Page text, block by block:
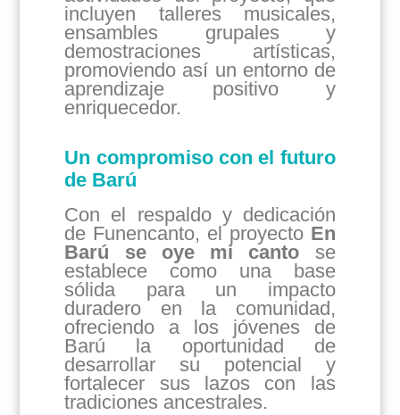
incluyen talleres musicales,
ensambles grupales y
demostraciones artísticas,
promoviendo así un entorno de
aprendizaje positivo y
enriquecedor.
Un compromiso con el futuro
de Barú
Con el respaldo y dedicación
de Funencanto, el proyecto En
Barú se oye mi canto se
establece como una base
sólida para un impacto
duradero en la comunidad,
ofreciendo a los jóvenes de
Barú la oportunidad de
desarrollar su potencial y
fortalecer sus lazos con las
tradiciones ancestrales.